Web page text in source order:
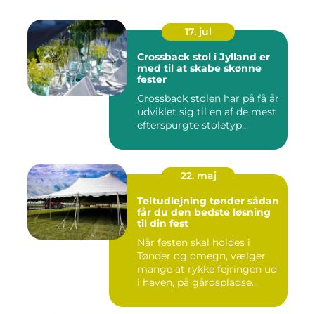
17. jul
Crossback stol i Jylland er
med til at skabe skønne
fester
Crossback stolen har på få år
udviklet sig til en af de mest
efterspurgte stoletyp...
22. maj
Teltudlejning tønder sådan
får du den bedste løsning
til din fest
Når festen skal holdes i
Tønder og omegn, vælger
mange at rykke fejringen ud
i haven, på gårdspladse...